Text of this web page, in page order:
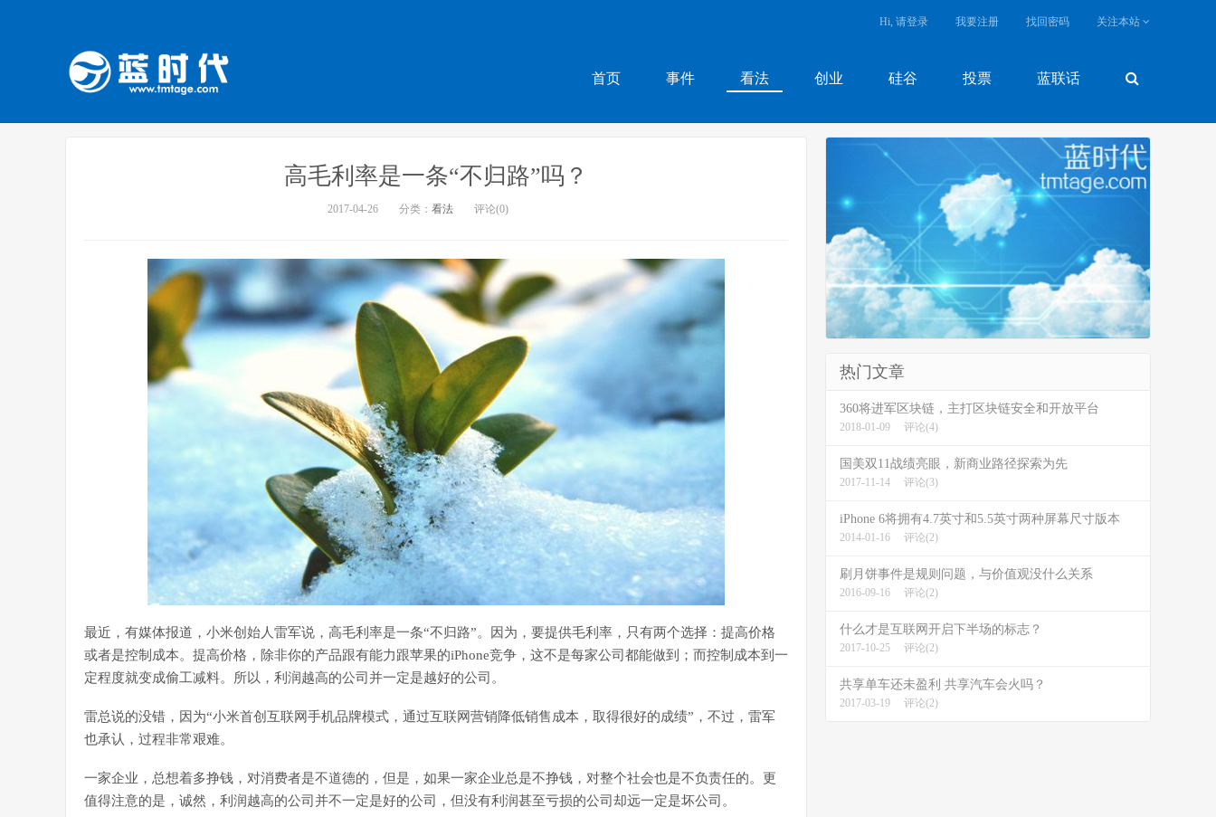
首页 事件 看法 创业 硅谷 投票 蓝联话
Hi, 请登录 我要注册 找回密码 关注本站
高毛利率是一条“不归路”吗？
2017-04-26 分类： 看法 评论(0)
最近，有媒体报道，小米创始人雷军说，高毛利率是一条“不归路”。因为，要提供毛利率，只有两个选择：提高价格
或者是控制成本。提高价格，除非你的产品跟有能力跟苹果的iPhone竞争，这不是每家公司都能做到；而控制成本到一
定程度就变成偷工减料。所以，利润越高的公司并一定是越好的公司。
雷总说的没错，因为“小米首创互联网手机品牌模式，通过互联网营销降低销售成本，取得很好的成绩”，不过，雷军
也承认，过程非常艰难。
一家企业，总想着多挣钱，对消费者是不道德的，但是，如果一家企业总是不挣钱，对整个社会也是不负责任的。更
值得注意的是，诚然，利润越高的公司并不一定是好的公司，但没有利润甚至亏损的公司却远一定是坏公司。
热门文章
360将进军区块链，主打区块链安全和开放平台
2018-01-09 评论(4)
国美双11战绩亮眼，新商业路径探索为先
2017-11-14 评论(3)
iPhone 6将拥有4.7英寸和5.5英寸两种屏幕尺寸版本
2014-01-16 评论(2)
刷月饼事件是规则问题，与价值观没什么关系
2016-09-16 评论(2)
什么才是互联网开启下半场的标志？
2017-10-25 评论(2)
共享单车还未盈利 共享汽车会火吗？
2017-03-19 评论(2)